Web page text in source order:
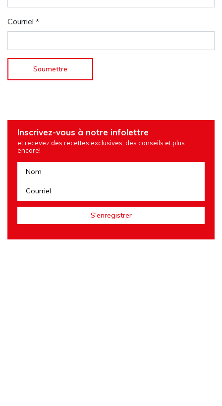
Courriel *
Inscrivez-vous à notre infolettre
et recevez des recettes exclusives, des conseils et plus
encore!